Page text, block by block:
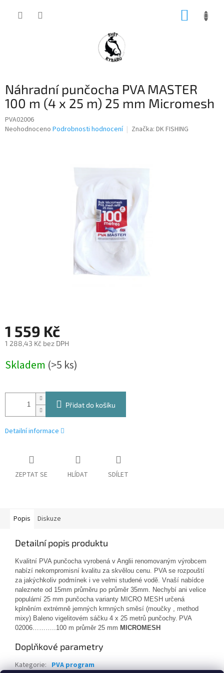
Náhradní punčocha PVA MASTER
100 m (4 x 25 m) 25 mm Micromesh
PVA02006
Průměrné
Neohodnoceno Podrobnosti hodnocení Značka: DK FISHING
1 559 Kč
1 288,43 Kč bez DPH
cena:
Skladem (>5 ks)
Přidat do košíku
Detailní informace
ZEPTAT SE HLÍDAT SDÍLET
Popis Diskuze
Detailní popis produktu
Kvalitní PVA punčocha vyrobená v Anglii renomovaným výrobcem
nabízí nekompromisní kvalitu za skvělou cenu. PVA se rozpouští
za jakýchkoliv podmínek i ve velmi studené vodě. Vnaší nabídce
naleznete od 15mm průměru po průměr 35mm. Nechybí ani velice
populární 25 mm punčocha varianty MICRO MESH určená
kplněním extrémně jemných krmných směsí (moučky , method
mixy) Baleno vigelitovém sáčku 4 x 25 metrů punčochy. PVA
02006………..100 m průměr 25 mm MICROMESH
Doplňkové parametry
Kategorie: PVA program